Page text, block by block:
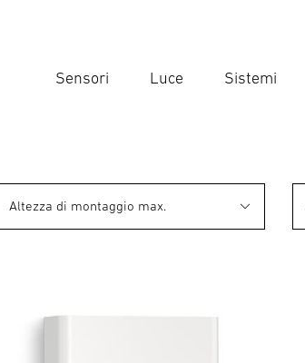
Sensori Luce Sistemi
Altezza di montaggio max.